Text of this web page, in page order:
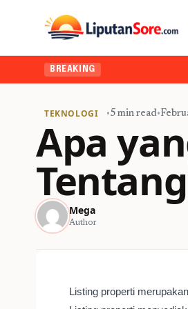
BREAKING
TEKNOLOGI •5 min read•
Apa
Mega
Author
Listing properti